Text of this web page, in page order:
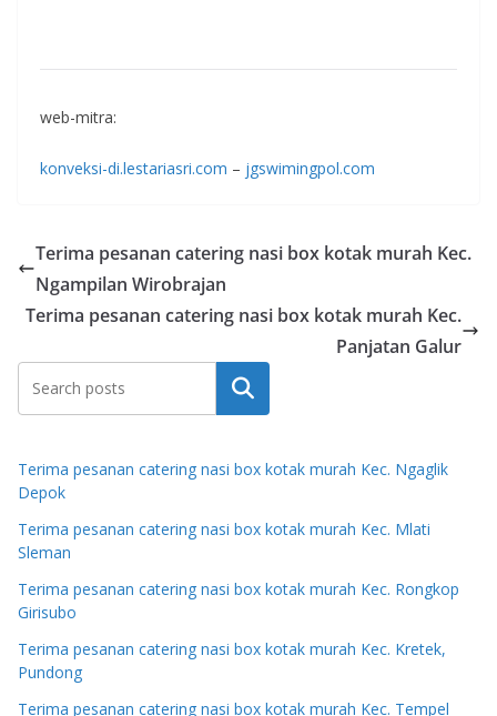
web-mitra:
konveksi-di.lestariasri.com – jgswimingpol.com
Terima pesanan catering nasi box kotak murah Kec.
Ngampilan Wirobrajan
Terima pesanan catering nasi box kotak murah Kec.
Panjatan Galur
Search
Terima pesanan catering nasi box kotak murah Kec. Ngaglik
Depok
Terima pesanan catering nasi box kotak murah Kec. Mlati
Sleman
Terima pesanan catering nasi box kotak murah Kec. Rongkop
Girisubo
Terima pesanan catering nasi box kotak murah Kec. Kretek,
Pundong
Terima pesanan catering nasi box kotak murah Kec. Tempel